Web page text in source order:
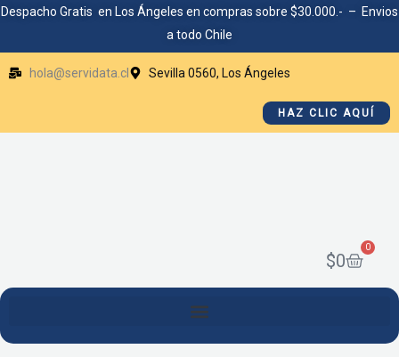
Ir
contenido
Despacho Gratis en Los Ángeles en compras sobre $30.000.- – Envios
a todo Chile
hola@servidata.cl Sevilla 0560, Los Ángeles
HAZ CLIC AQUÍ
$0
0
Cart